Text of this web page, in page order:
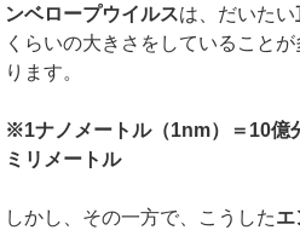
ンベロープウイルスは、だいたい
くらいの大きさをしていること
ります。
※1ナノメートル（1nm）＝ 10億
ミリメートル
しかし、その一方で、こうしたエ